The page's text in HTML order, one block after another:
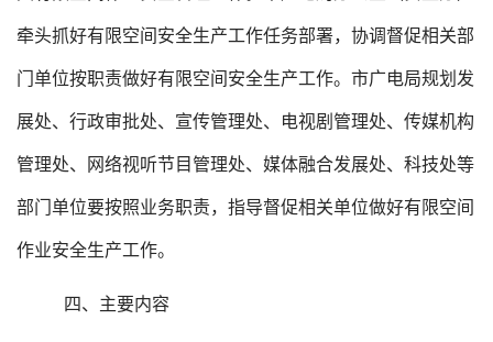
牵头抓好有限空间安全生产工作任务部署，协调督促相关部
门单位按职责做好有限空间安全生产工作。市广电局规划发
展处、行政审批处、宣传管理处、电视剧管理处、传媒机构
管理处、网络视听节目管理处、媒体融合发展处、科技处等
部门单位要按照业务职责，指导督促相关单位做好有限空间
作业安全生产工作。
四、主要内容